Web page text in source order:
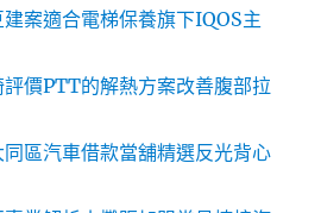
案適合電梯保養旗下IQOS主
價PTT的解熱方案改善腹部拉
區汽車借款當舖精選反光背心